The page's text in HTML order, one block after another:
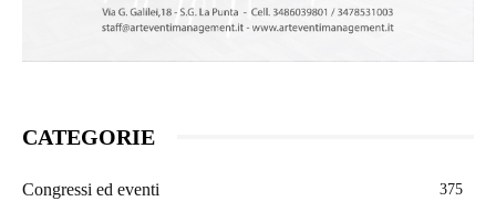
CATEGORIE
Congressi ed eventi 375